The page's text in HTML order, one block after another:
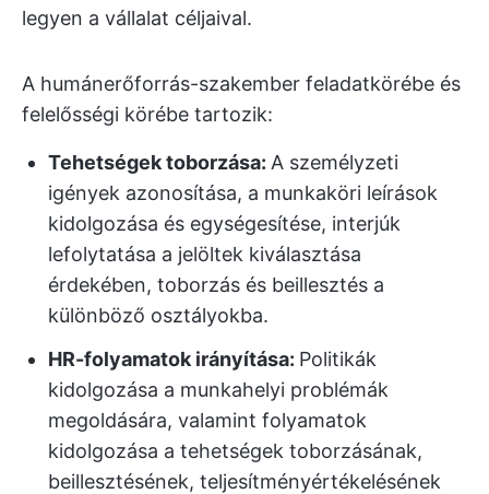
legyen a vállalat céljaival.
A humánerőforrás-szakember feladatkörébe és
felelősségi körébe tartozik:
Tehetségek toborzása: A személyzeti
igények azonosítása, a munkaköri leírások
kidolgozása és egységesítése, interjúk
lefolytatása a jelöltek kiválasztása
érdekében, toborzás és beillesztés a
különböző osztályokba.
HR-folyamatok irányítása: Politikák
kidolgozása a munkahelyi problémák
megoldására, valamint folyamatok
kidolgozása a tehetségek toborzásának,
beillesztésének, teljesítményértékelésének